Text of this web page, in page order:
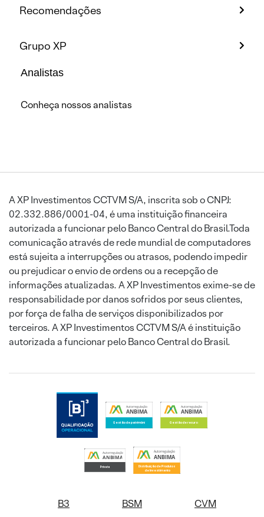
Recomendações
Grupo XP
Analistas
Conheça nossos analistas
A XP Investimentos CCTVM S/A, inscrita sob o CNPJ:
02.332.886/0001-04, é uma instituição financeira
autorizada a funcionar pelo Banco Central do Brasil.Toda
comunicação através de rede mundial de computadores
está sujeita a interrupções ou atrasos, podendo impedir
ou prejudicar o envio de ordens ou a recepção de
informações atualizadas. A XP Investimentos exime-se de
responsabilidade por danos sofridos por seus clientes,
por força de falha de serviços disponibilizados por
terceiros. A XP Investimentos CCTVM S/A é instituição
autorizada a funcionar pelo Banco Central do Brasil.
B3 BSM CVM